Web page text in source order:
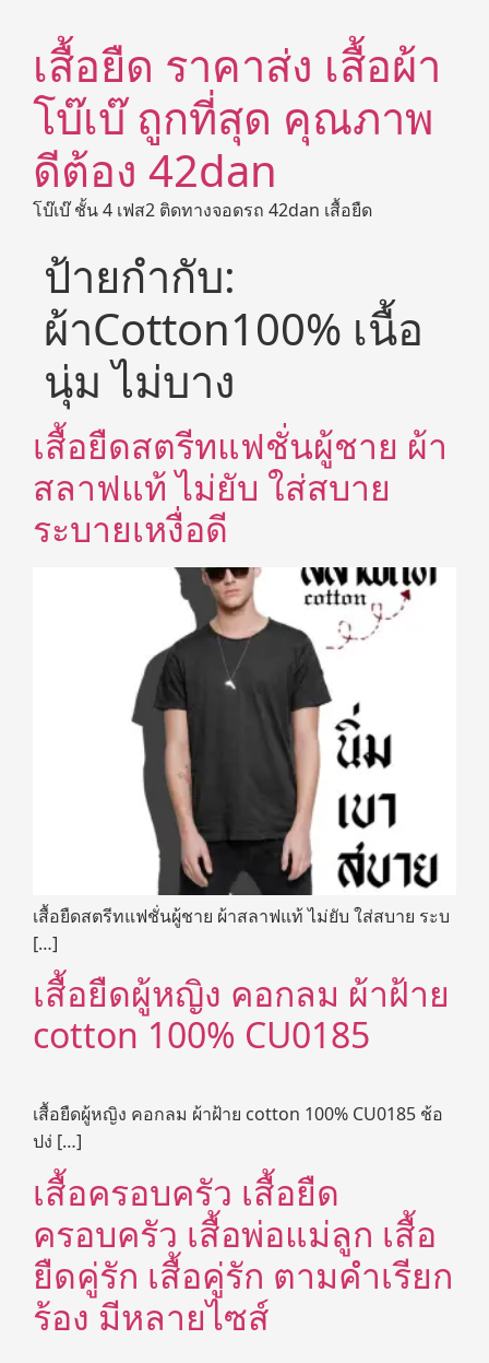
เสื้อยืด ราคาส่ง เสื้อผ้า
โบ๊เบ๊ ถูกที่สุด คุณภาพ
ดีต้อง 42dan
โบ๊เบ๊ ชั้น 4 เฟส2 ติดทางจอดรถ 42dan เสื้อยืด
ป้ายกำกับ:
ผ้าCotton100% เนื้อ
นุ่ม ไม่บาง
เสื้อยืดสตรีทแฟชั่นผู้ชาย ผ้า
สลาฟแท้ ไม่ยับ ใส่สบาย
ระบายเหงื่อดี
เสื้อยืดสตรีทแฟชั่นผู้ชาย ผ้าสลาฟแท้ ไม่ยับ ใส่สบาย ระบ
[…]
เสื้อยืดผู้หญิง คอกลม ผ้าฝ้าย
cotton 100% CU0185
เสื้อยืดผู้หญิง คอกลม ผ้าฝ้าย cotton 100% CU0185 ช้อ
ปง่ […]
เสื้อครอบครัว เสื้อยืด
ครอบครัว เสื้อพ่อแม่ลูก เสื้อ
ยืดคู่รัก เสื้อคู่รัก ตามคำเรียก
ร้อง มีหลายไซส์